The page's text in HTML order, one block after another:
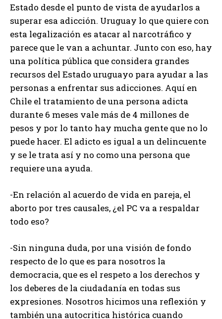
Estado desde el punto de vista de ayudarlos a
superar esa adicción. Uruguay lo que quiere con
esta legalización es atacar al narcotráfico y
parece que le van a achuntar. Junto con eso, hay
una política pública que considera grandes
recursos del Estado uruguayo para ayudar a las
personas a enfrentar sus adicciones. Aquí en
Chile el tratamiento de una persona adicta
durante 6 meses vale más de 4 millones de
pesos y por lo tanto hay mucha gente que no lo
puede hacer. El adicto es igual a un delincuente
y se le trata así y no como una persona que
requiere una ayuda.
-En relación al acuerdo de vida en pareja, el
aborto por tres causales, ¿el PC va a respaldar
todo eso?
-Sin ninguna duda, por una visión de fondo
respecto de lo que es para nosotros la
democracia, que es el respeto a los derechos y
los deberes de la ciudadanía en todas sus
expresiones. Nosotros hicimos una reflexión y
también una autocritica histórica cuando